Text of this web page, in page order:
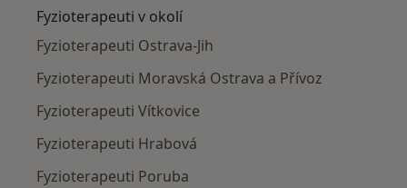
Fyzioterapeuti v okolí
Fyzioterapeuti Ostrava-Jih
Fyzioterapeuti Moravská Ostrava a Přívoz
Fyzioterapeuti Vítkovice
Fyzioterapeuti Hrabová
Fyzioterapeuti Poruba